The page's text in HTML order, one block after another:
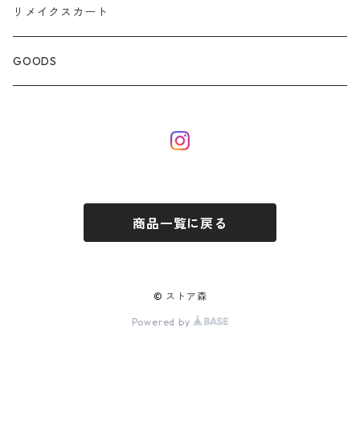
リメイクスカート
GOODS
商品一覧に戻る
© ストア森
Powered by